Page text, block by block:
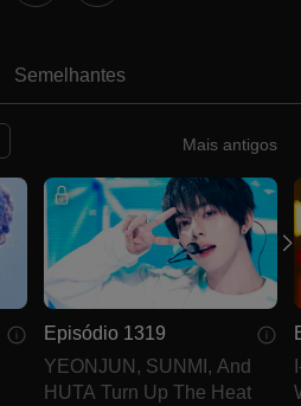
Semelhantes
Mais antigos
Episódio 1319
YEONJUN, SUNMI, And
HUTA Turn Up The Heat